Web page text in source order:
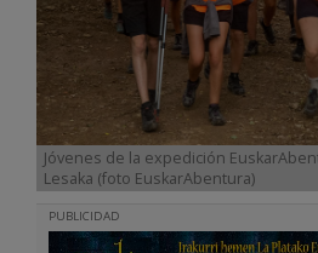
Jóvenes de la expedición
Lesaka (foto EuskarAbentura)
PUBLICIDAD